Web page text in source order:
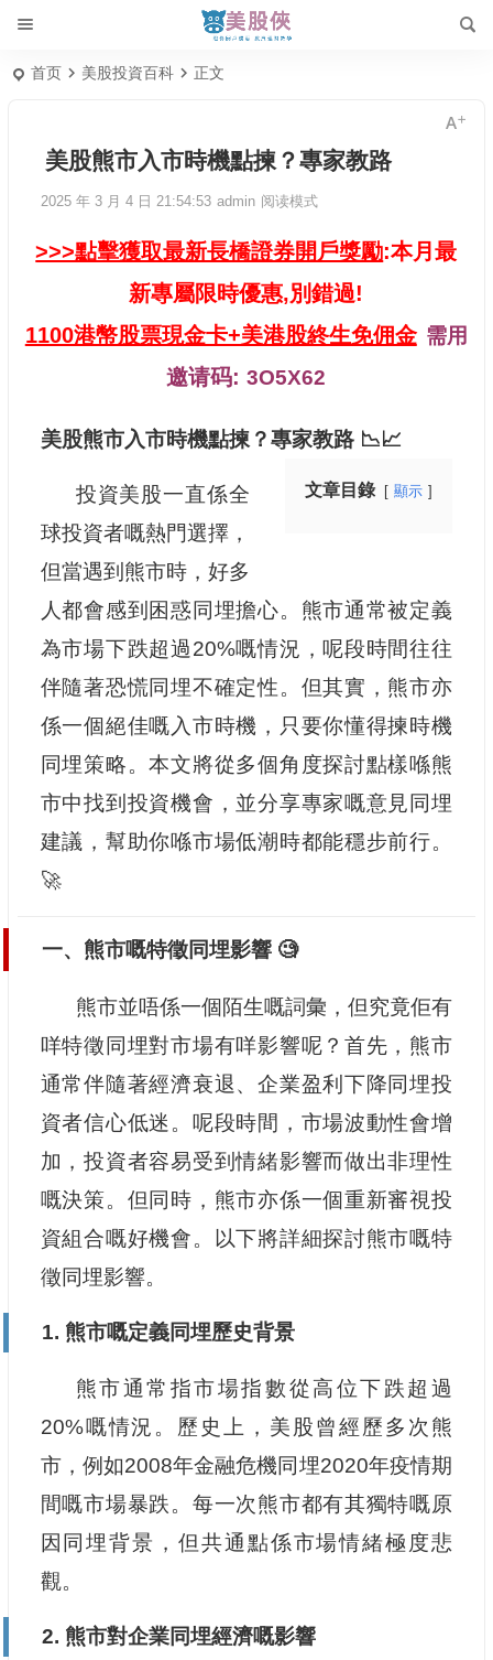
首页 美股投資百科 正文
美股熊市入市時機點揀？專家教路
2025 年 3 月 4 日 21:54:53 admin 阅读模式
>>>點擊獲取最新長橋證券開戶獎勵:本月最
新專屬限時優惠,別錯過!
1100港幣股票現金卡+美港股終生免佣金 需用
邀请码:3O5X62
美股熊市入市時機點揀？專家教路 📉📈
文章目錄 顯示
投資美股一直係全
球投資者嘅熱門選擇，
但當遇到熊市時，好多
人都會感到困惑同埋擔心。熊市通常被定義
為市場下跌超過20%嘅情況，呢段時間往往
伴隨著恐慌同埋不確定性。但其實，熊市亦
係一個絕佳嘅入市時機，只要你懂得揀時機
同埋策略。本文將從多個角度探討點樣喺熊
市中找到投資機會，並分享專家嘅意見同埋
建議，幫助你喺市場低潮時都能穩步前行。
🚀
一、熊市嘅特徵同埋影響 🧐
熊市並唔係一個陌生嘅詞彙，但究竟佢有
咩特徵同埋對市場有咩影響呢？首先，熊市
通常伴隨著經濟衰退、企業盈利下降同埋投
資者信心低迷。呢段時間，市場波動性會增
加，投資者容易受到情緒影響而做出非理性
嘅決策。但同時，熊市亦係一個重新審視投
資組合嘅好機會。以下將詳細探討熊市嘅特
徵同埋影響。
1. 熊市嘅定義同埋歷史背景
熊市通常指市場指數從高位下跌超過
20%嘅情況。歷史上，美股曾經歷多次熊
市，例如2008年金融危機同埋2020年疫情期
間嘅市場暴跌。每一次熊市都有其獨特嘅原
因同埋背景，但共通點係市場情緒極度悲
觀。
2. 熊市對企業同埋經濟嘅影響